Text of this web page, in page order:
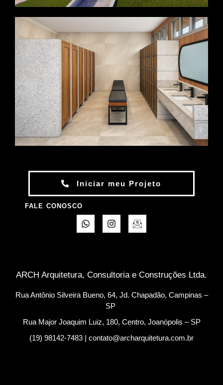
Iniciar meu Projeto
FALE CONOSCO
ARCH Arquitetura, Consultoria e Construções Ltda.
Rua Antônio Silveira Bueno, 64, Jd. Chapadão, Campinas –
SP
Rua Major Joaquim Luiz, 180, Centro, Joanópolis – SP
(19) 98142-7483 | contato@archarquitetura.com.br